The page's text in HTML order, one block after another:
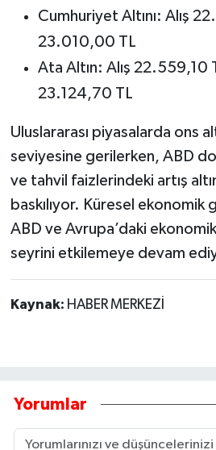
Cumhuriyet Altını: Alış
23.010,00 TL
Ata Altın: Alış 22.559,10
23.124,70 TL
Uluslararası piyasalarda ons
seviyesine gerilerken, ABD
ve tahvil faizlerindeki artış
baskılıyor. Küresel ekonomik
ABD ve Avrupa’daki
seyrini etkilemeye devam
Kaynak: HABER MERKEZİ
Yorumlar